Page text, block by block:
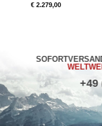
€ 2.279,00
+49